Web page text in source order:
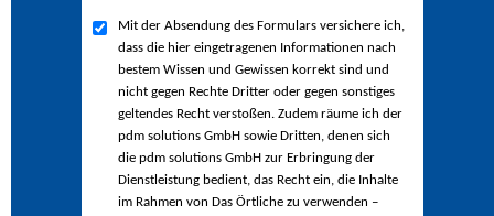
Mit der Absendung des Formulars versichere ich,
dass die hier eingetragenen Informationen nach
bestem Wissen und Gewissen korrekt sind und
nicht gegen Rechte Dritter oder gegen sonstiges
geltendes Recht verstoßen. Zudem räume ich der
pdm solutions GmbH sowie Dritten, denen sich
die pdm solutions GmbH zur Erbringung der
Dienstleistung bedient, das Recht ein, die Inhalte
im Rahmen von Das Örtliche zu verwenden –